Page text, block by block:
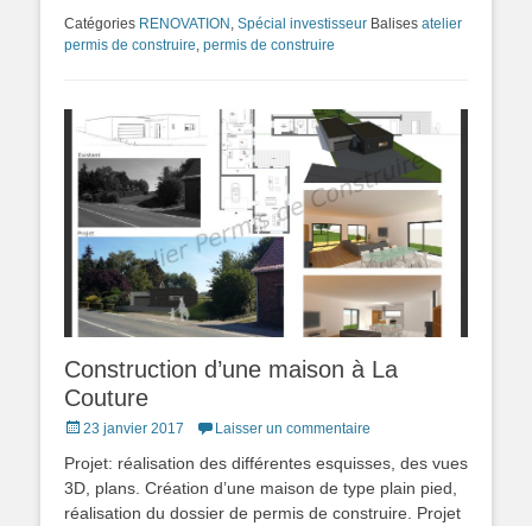
Catégories RENOVATION , Spécial investisseur Balises atelier
permis de construire, permis de construire
Construction d’une maison à La
Couture
Posted
23 janvier 2017 Laisser un commentaire
Projet: réalisation des différentes esquisses, des vues
3D, plans. Création d’une maison de type plain pied,
réalisation du dossier de permis de construire. Projet